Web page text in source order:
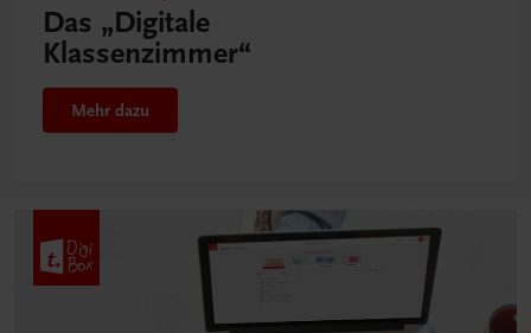
Das „Digitale
Klassenzimmer“
Mehr dazu